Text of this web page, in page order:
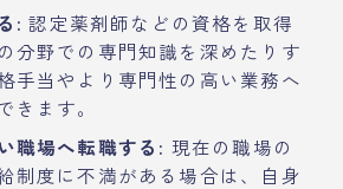
: 認定薬剤師などの資格を取得
分野での専門知識を深めたりす
手当やより専門性の高い業務へ
きます。
職場へ転職する: 現在の職場の
制度に不満がある場合は、自身